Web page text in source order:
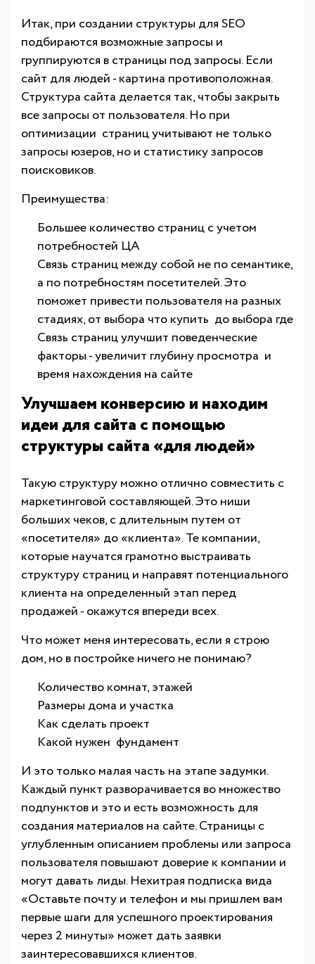
Итак, при создании структуры для SEO
подбираются возможные запросы и
группируются в страницы под запросы. Если
сайт для людей - картина противоположная.
Структура сайта делается так, чтобы закрыть
все запросы от пользователя. Но при
оптимизации страниц учитывают не только
запросы юзеров, но и статистику запросов
поисковиков.
Преимущества:
Большее количество страниц с учетом
потребностей ЦА
Связь страниц между собой не по семантике,
а по потребностям посетителей. Это
поможет привести пользователя на разных
стадиях, от выбора что купить до выбора где
Связь страниц улучшит поведенческие
факторы - увеличит глубину просмотра и
время нахождения на сайте
Улучшаем конверсию и находим
идеи для сайта с помощью
структуры сайта «для людей»
Такую структуру можно отлично совместить с
маркетинговой составляющей. Это ниши
больших чеков, с длительным путем от
«посетителя» до «клиента». Те компании,
которые научатся грамотно выстраивать
структуру страниц и направят потенциального
клиента на определенный этап перед
продажей - окажутся впереди всех.
Что может меня интересовать, если я строю
дом, но в постройке ничего не понимаю?
Количество комнат, этажей
Размеры дома и участка
Как сделать проект
Какой нужен фундамент
И это только малая часть на этапе задумки.
Каждый пункт разворачивается во множество
подпунктов и это и есть возможность для
создания материалов на сайте. Страницы с
углубленным описанием проблемы или запроса
пользователя повышают доверие к компании и
могут давать лиды. Нехитрая подписка вида
«Оставьте почту и телефон и мы пришлем вам
первые шаги для успешного проектирования
через 2 минуты» может дать заявки
заинтересовавшихся клиентов.